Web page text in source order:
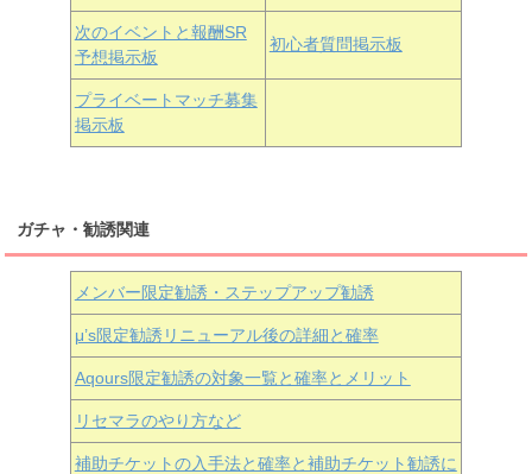
朝香果林 近江彼方 エマ・ヴェルデ
次のイベントと報酬SR
予想掲示板
初心者質問掲示板
プライベートマッチ募集
掲示板
ガチャ・勧誘関連
メンバー限定勧誘・ステップアップ勧誘
μ’s限定勧誘リニューアル後の詳細と確率
Aqours限定勧誘の対象一覧と確率とメリット
リセマラのやり方など
補助チケットの入手法と確率と補助チケット勧誘に